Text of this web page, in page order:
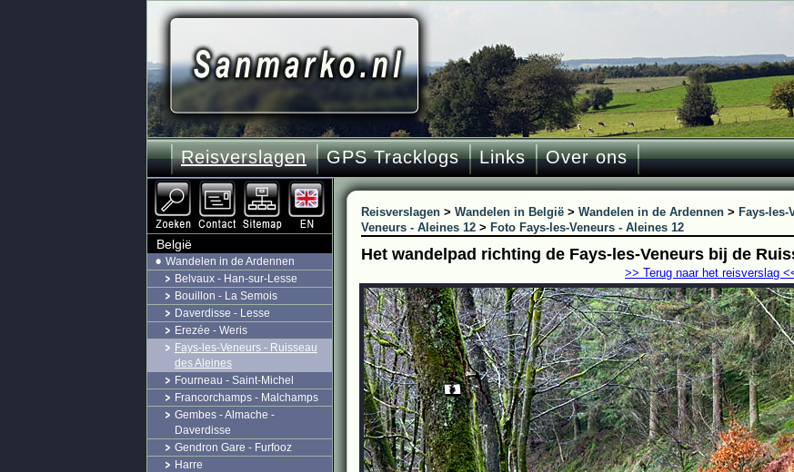
Reisverslagen GPS Tracklogs Links Over ons
Reisverslagen > Wandelen in België > Wandelen in de Ardennen > Fays-les-
Veneurs - Aleines 12 > Foto Fays-les-Veneurs - Aleines 12
Het wandelpad richting de Fays-les-Veneurs bij de
>> Terug naar het reisverslag
België
Wandelen in de Ardennen
Belvaux - Han-sur-Lesse
Bouillon - La Semois
Daverdisse - Lesse
Erezée - Weris
Fays-les-Veneurs - Ruisseau
des Aleines
Fourneau - Saint-Michel
Francorchamps - Malchamps
Gembes - Almache -
Daverdisse
Gendron Gare - Furfooz
Harre